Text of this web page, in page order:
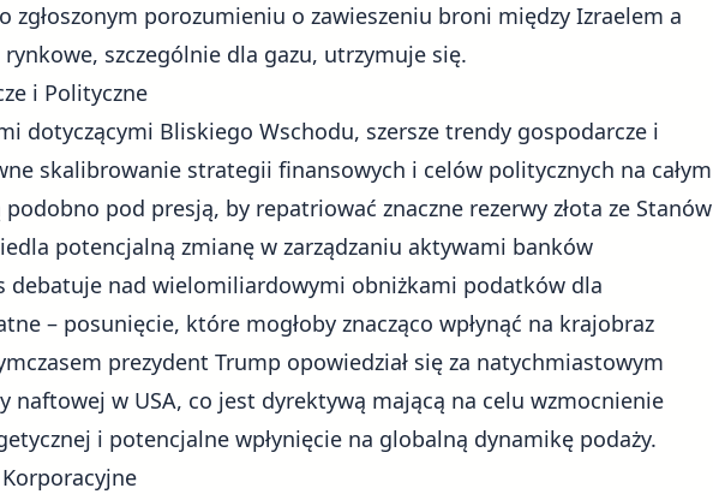
zgłoszonym porozumieniu o zawieszeniu broni między Izraelem a
szczególnie dla gazu, utrzymuje się.
i Polityczne
dotyczącymi Bliskiego Wschodu, szersze trendy gospodarcze i
skalibrowanie strategii finansowych i celów politycznych na całym
podobno pod presją, by repatriować znaczne rezerwy złota ze Stanów
potencjalną zmianę w zarządzaniu aktywami banków
debatuje nad wielomiliardowymi obniżkami podatków dla
– posunięcie, które mogłoby znacząco wpłynąć na krajobraz
prezydent Trump opowiedział się za natychmiastowym
naftowej w USA, co jest dyrektywą mającą na celu wzmocnienie
i potencjalne wpłynięcie na globalną dynamikę podaży.